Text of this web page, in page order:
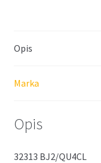
Opis
Marka
Opis
32313 BJ2/QU4CL